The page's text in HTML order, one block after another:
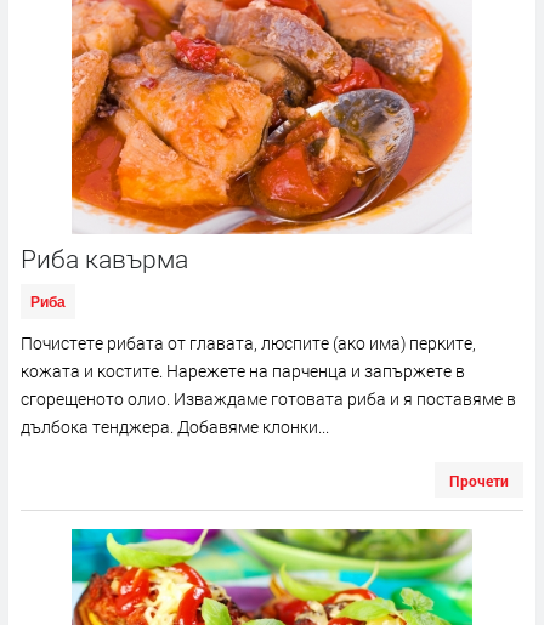
Риба кавърма
Риба
Почистете рибата от главата, люспите (ако има) перките,
кожата и костите. Нарежете на парченца и запържете в
сгорещеното олио. Изваждаме готовата риба и я поставяме в
дълбока тенджера. Добавяме клонки...
Прочети